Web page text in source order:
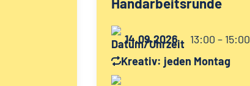
14.09.2026
13:00 – 15:00
Kreativ: jeden Montag